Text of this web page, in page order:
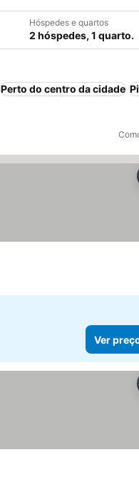
Hóspedes e quartos
2 hóspedes, 1 quarto.
Perto do centro da cidade
Ver